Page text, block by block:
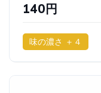
140円
味の濃さ ＋４